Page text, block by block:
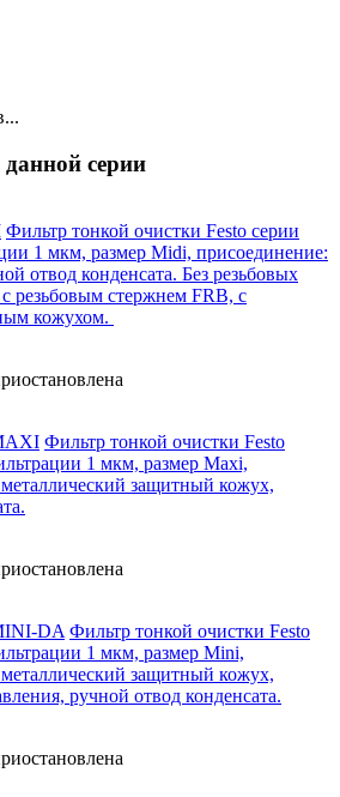
серии
Фильтр тонкой очистки Festo серии
1 мкм, размер Midi, присоединение:
отвод конденсата. Без резьбовых
резьбовым стержнем FRB, с
кожухом.
Фильтр тонкой очистки Festo
1 мкм, размер Maxi,
защитный кожух,
DA Фильтр тонкой очистки Festo
1 мкм, размер Mini,
защитный кожух,
ручной отвод конденсата.